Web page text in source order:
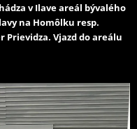
v Ilave areál bývalého
na Homôlku resp.
Prievidza. Vjazd do areálu